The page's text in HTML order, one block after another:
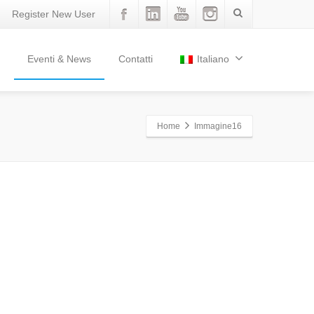
Register New User
Eventi & News Contatti Italiano
Home Immagine16